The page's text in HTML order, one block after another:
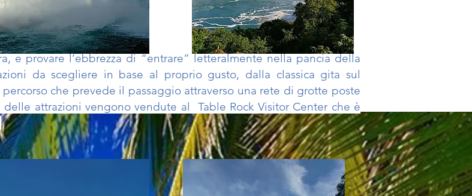
e provare l’ebbrezza di “entrare” letteralmente nella pancia della
da scegliere in base al proprio gusto, dalla classica gita sul
che prevede il passaggio attraverso una rete di grotte poste
attrazioni vengono vendute al Table Rock Visitor Center che è